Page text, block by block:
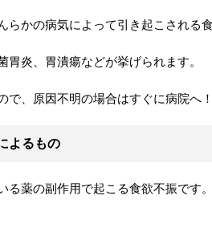
かの病気によって引き起こされる食
炎、胃潰瘍などが挙げられます。
、原因不明の場合はすぐに病院へ！
よるもの
る薬の副作用で起こる食欲不振です